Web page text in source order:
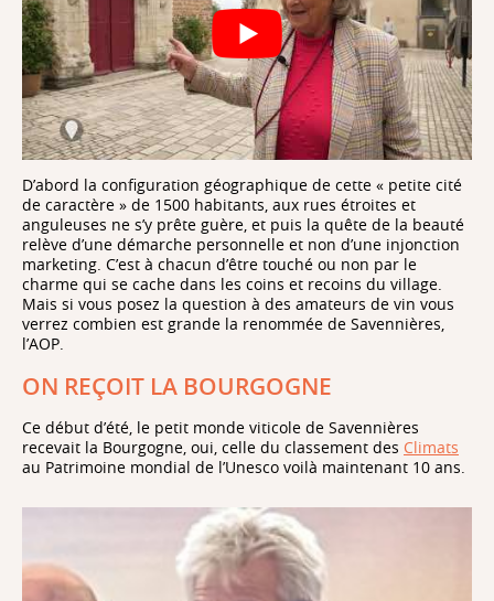
D’abord la configuration géographique de cette « petite cité
de caractère » de 1500 habitants, aux rues étroites et
anguleuses ne s’y prête guère, et puis la quête de la beauté
relève d’une démarche personnelle et non d’une injonction
marketing. C’est à chacun d’être touché ou non par le
charme qui se cache dans les coins et recoins du village.
Mais si vous posez la question à des amateurs de vin vous
verrez combien est grande la renommée de Savennières,
l’AOP.
ON REÇOIT LA BOURGOGNE
Ce début d’été, le petit monde viticole de Savennières
recevait la Bourgogne, oui, celle du classement des Climats
au Patrimoine mondial de l’Unesco voilà maintenant 10 ans.